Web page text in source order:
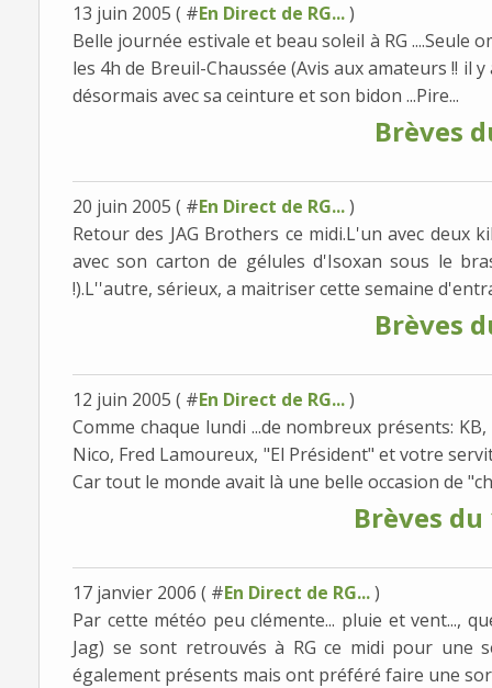
13 juin 2005 ( #En Direct de RG...)
Belle journée estivale et beau soleil à RG
les 4h de Breuil-Chaussée (Avis aux amateurs !! il
désormais avec sa ceinture et son bidon ...Pire...
Brèves
20 juin 2005 ( #En Direct de RG...)
Retour des JAG Brothers ce midi.L'un avec
avec son carton de gélules d'Isoxan sous le
!).L''autre, sérieux, a maitriser cette semaine
Brèves
12 juin 2005 ( #En Direct de RG...)
Comme chaque lundi ...de nombreux présents:
Nico, Fred Lamoureux, "El Président" et votre
Car tout le monde avait là une belle occasion de
Brèves
17 janvier 2006 ( #En Direct de RG...)
Par cette météo peu clémente... pluie et vent...,
Jag) se sont retrouvés à RG ce midi pour une
également présents mais ont préféré faire une